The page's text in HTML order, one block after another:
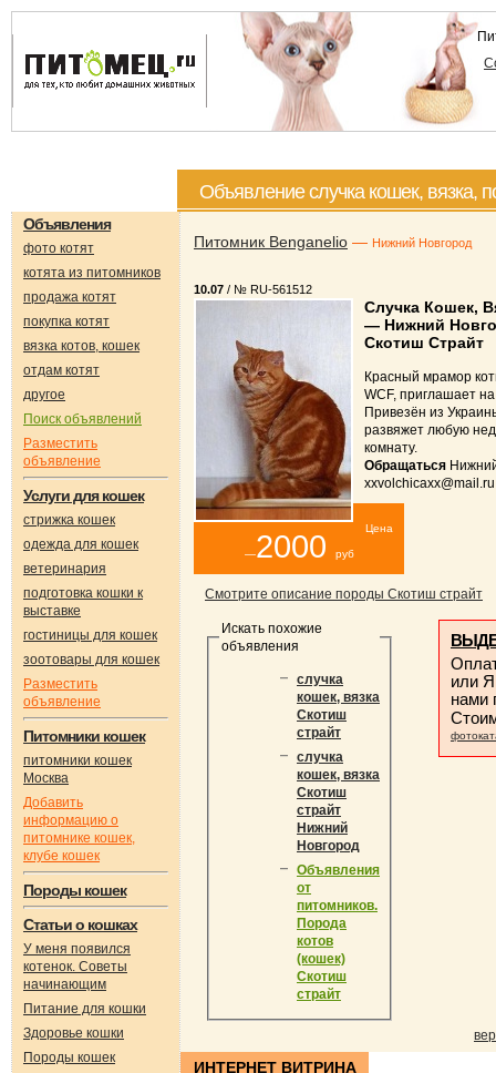
Объявление случка кошек, вязка,
Объявления
фото котят
котята из питомников
продажа котят
покупка котят
вязка котов, кошек
отдам котят
другое
Поиск объявлений
Разместить
объявление
Услуги для кошек
стрижка кошек
одежда для кошек
ветеринария
подготовка кошки к
выставке
гостиницы для кошек
зоотовары для кошек
Разместить
объявление
Питомники кошек
питомники кошек
Москва
Добавить
информацию о
питомнике кошек,
клубе кошек
Породы кошек
Статьи о кошках
У меня появился
котенок. Советы
начинающим
Питание для кошки
Здоровье кошки
Породы кошек
Питомник Benganelio — Нижний Новгород
10.07 / № RU-561512
Случка Кошек,
— Нижний
Скотиш Страйт
Красный мрамор
WCF, приглашает
Привезён из
развяжет любую
комнату.
Обращаться
xxvolchicaxx@mail.ru
Цена
—2000 руб
Смотрите описание породы Скотиш страйт
Искать похожие
объявления
случка
кошек, вязка
Скотиш
страйт
случка
кошек, вязка
Скотиш
страйт
Нижний
Новгород
Объявления
от
питомников.
Порода
котов
(кошек)
Скотиш
страйт
или
нами
ИНТЕРНЕТ ВИТРИНА